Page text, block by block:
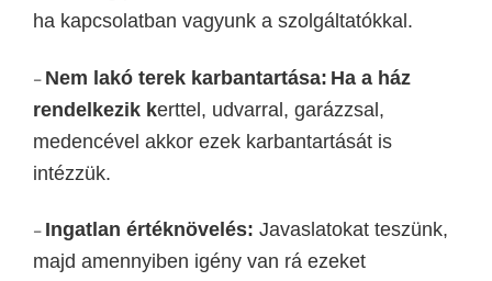
ha kapcsolatban vagyunk a szolgáltatókkal.
– Nem lakó terek karbantartása: Ha a ház
rendelkezik kerttel, udvarral, garázzsal,
medencével akkor ezek karbantartását is
intézzük.
– Ingatlan értéknövelés: Javaslatokat teszünk,
majd amennyiben igény van rá ezeket